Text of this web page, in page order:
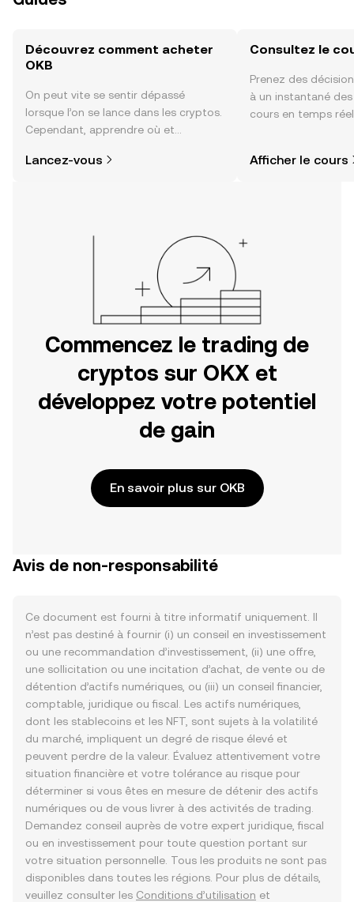
Découvrez comment acheter
OKB
On peut vite se sentir dépassé
lorsque l’on se lance dans les cryptos.
Cependant, apprendre où et
plus simple que vous ne l’imaginez.
Lancez-vous
Consultez le
Prenez des
à un instantané
cours en temps
Afficher le cours
Commencez le trading de
cryptos sur OKX et
développez votre potentiel
de gain
En savoir plus sur OKB
Avis de non-responsabilité
Ce document est fourni à titre informatif uniquement. Il
n’est pas destiné à fournir (i) un conseil en investissement
ou une recommandation d’investissement, (ii) une offre,
une sollicitation ou une incitation d’achat, de vente ou de
détention d’actifs numériques, ou (iii) un conseil financier,
comptable, juridique ou fiscal. Les actifs numériques,
dont les stablecoins et les NFT, sont sujets à la volatilité
du marché, impliquent un degré de risque élevé et
peuvent perdre de la valeur. Évaluez attentivement votre
situation financière et votre tolérance au risque pour
déterminer si vous êtes en mesure de détenir des actifs
numériques ou de vous livrer à des activités de trading.
Demandez conseil auprès de votre expert juridique, fiscal
ou en investissement pour toute question portant sur
votre situation personnelle. Tous les produits ne sont pas
disponibles dans toutes les régions. Pour plus de détails,
veuillez consulter les Conditions d’utilisation et